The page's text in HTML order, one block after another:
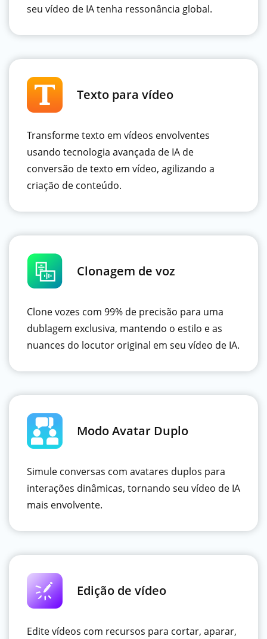
seu vídeo de IA tenha ressonância global.
Texto para vídeo
Transforme texto em vídeos envolventes
usando tecnologia avançada de IA de
conversão de texto em vídeo, agilizando a
criação de conteúdo.
Clonagem de voz
Clone vozes com 99% de precisão para uma
dublagem exclusiva, mantendo o estilo e as
nuances do locutor original em seu vídeo de IA.
Modo Avatar Duplo
Simule conversas com avatares duplos para
interações dinâmicas, tornando seu vídeo de IA
mais envolvente.
Edição de vídeo
Edite vídeos com recursos para cortar, aparar,